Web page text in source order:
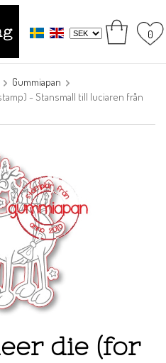
0
Gummiapan
- Stansmall till luciaren från
die (for